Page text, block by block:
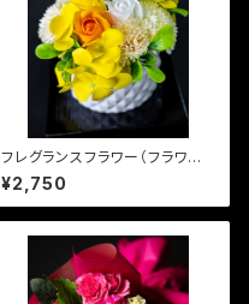
フレグランスフラワー（フラワー
ポット）
¥2,750